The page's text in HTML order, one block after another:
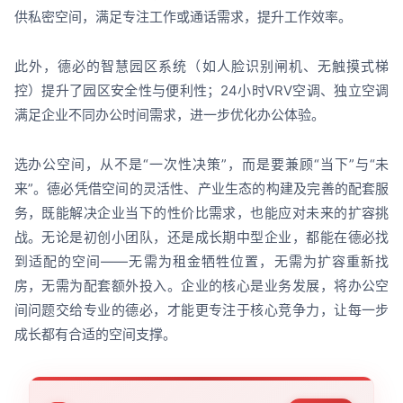
供私密空间，满足专注工作或通话需求，提升工作效率。
此外，德必的智慧园区系统（如人脸识别闸机、无触摸式梯
控）提升了园区安全性与便利性；24小时VRV空调、独立空调
满足企业不同办公时间需求，进一步优化办公体验。
选办公空间，从不是“一次性决策”，而是要兼顾“当下”与“未
来”。德必凭借空间的灵活性、产业生态的构建及完善的配套服
务，既能解决企业当下的性价比需求，也能应对未来的扩容挑
战。无论是初创小团队，还是成长期中型企业，都能在德必找
到适配的空间——无需为租金牺牲位置，无需为扩容重新找
房，无需为配套额外投入。企业的核心是业务发展，将办公空
间问题交给专业的德必，才能更专注于核心竞争力，让每一步
成长都有合适的空间支撑。